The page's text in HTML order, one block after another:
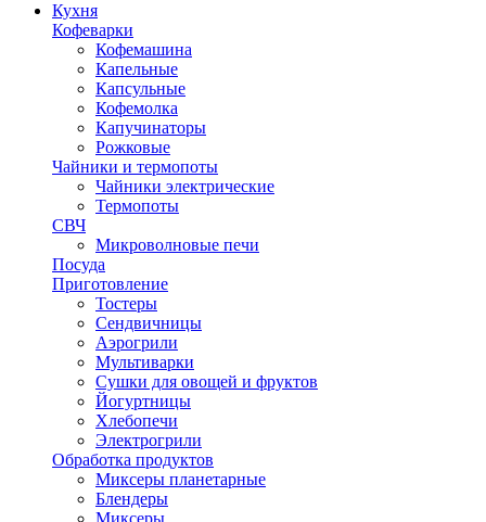
Кухня
Кофеварки
Кофемашина
Капельные
Капсульные
Кофемолка
Капучинаторы
Рожковые
Чайники и термопоты
Чайники электрические
Термопоты
СВЧ
Микроволновые печи
Посуда
Приготовление
Тостеры
Сендвичницы
Аэрогрили
Мультиварки
Сушки для овощей и фруктов
Йогуртницы
Хлебопечи
Электрогрили
Обработка продуктов
Миксеры планетарные
Блендеры
Миксеры